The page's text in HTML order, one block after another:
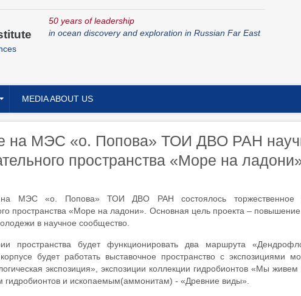
50 years of leadership
in ocean discovery and exploration in Russian Far East
MEDIA ABOUT US
на МЭС «о. Попова» ТОИ ДВО РАН
пространства «Море на
на МЭС «о. Попова» ТОИ ДВО РАН состоялось торжественное
пространства «Море на ладони». Основная цель проекта –
в научное сообщество.
пространства будет функционировать два маршрута
будет работать выставочное пространство с экспозициями
экспозиция», экспозиции коллекции гидробионтов «Мы
гидробионтов и ископаемым(аммонитам) - «Древние виды».